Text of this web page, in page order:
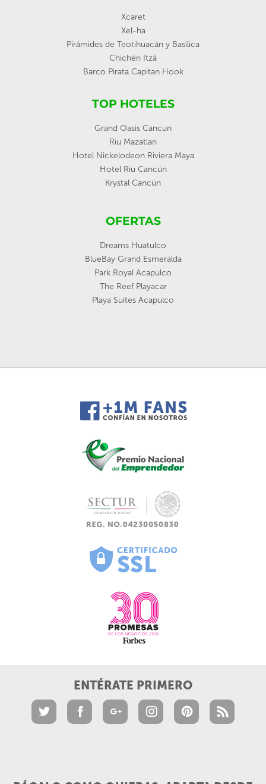
Xcaret
Xel-ha
Pirámides de Teotihuacán y Basílica
Chichén Itzá
Barco Pirata Capitan Hook
TOP HOTELES
Grand Oasis Cancun
Riu Mazatlan
Hotel Nickelodeon Riviera Maya
Hotel Riu Cancún
Krystal Cancún
OFERTAS
Dreams Huatulco
BlueBay Grand Esmeralda
Park Royal Acapulco
The Reef Playacar
Playa Suites Acapulco
ENTÉRATE PRIMERO